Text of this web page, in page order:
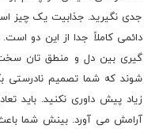
جدی نگیرید. جذابیت یک چیز
دائمی کاملاً جدا از این دو
گیری بین دل و منطق تان
شوند که شما تصمیم نادرستی
زیاد پیش داوری نکنید. باید
آرامش می آورد. بینش شما